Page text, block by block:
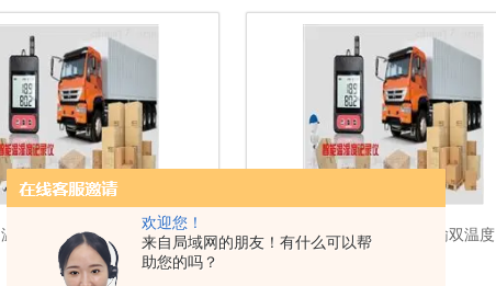
欢迎您！
来自局域网的朋友！有什么可以帮
助您的吗？
温度记录仪179-T1食品保鲜冷藏适用 名称： 低温物流冷藏运输双温度记录仪179-T2